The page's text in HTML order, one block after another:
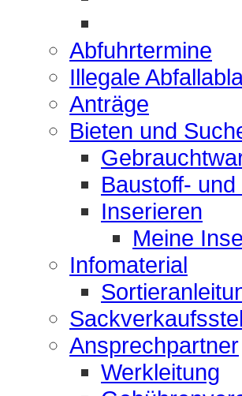
Abfuhrtermine
Illegale
Anträge
Bieten und
Baustoff-
Inserieren
Meine
Infomaterial
Ansprechpartner
Werkleitung